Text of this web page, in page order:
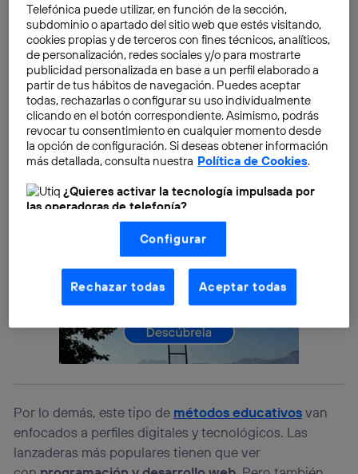
encuentres trabajo y puedas desempeñar lo que
aprendiste en la lanzadera de manera satisfactoria.
Una evolución de la formación profesional pero que
dura unas semanas en vez de unos años.
Por lo demás, este tipo de métodos educativosvan
enfocados a perfiles digitales y tecnológicos. Las
lanzaderas más populares tienen que ver
Telefónica puede utilizar, en función de la sección,
subdominio o apartado del sitio web que estés visitando,
cookies propias y de terceros con fines técnicos, analíticos,
de personalización, redes sociales y/o para mostrarte
publicidad personalizada en base a un perfil elaborado a
partir de tus hábitos de navegación. Puedes aceptar
todas, rechazarlas o configurar su uso individualmente
clicando en el botón correspondiente. Asimismo, podrás
revocar tu consentimiento en cualquier momento desde
la opción de configuración. Si deseas obtener información
más detallada, consulta nuestra Política de Cookies.
¿Quieres activar la tecnología impulsada por
las operadoras de telefonía?
Nosotros, Telefónica S.A., utilizamos la tecnología Utiq para
realizar nuestras acciones de marketing digital o análisis
(como se describe en este aviso de consentimiento)
basadas en tu navegación en nuestra(s) web(s)
aquí (solo cuando utilizas una conexión a
internet habilitada , proporcionada por una de las
operadoras de telefonía participantes, y otorgas tu
La tecnología Utiq está diseñada con la privacidad como
prioridad ofreciéndote elección y control.
información de la cuenta de cliente de
telecomunicaciones vinculada a la conexión que utilizas
(p. ej., número de teléfono móvil).
Este identificador se asigna a la conexión de internet, por
Configurar
Rechazar todas Aceptar todas